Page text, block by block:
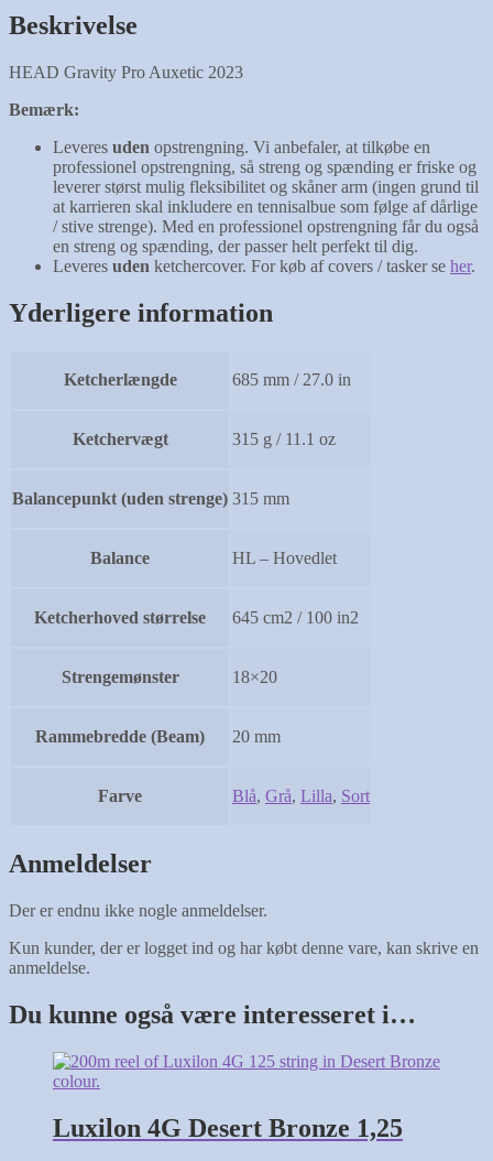
Beskrivelse
HEAD Gravity Pro Auxetic 2023
Bemærk:
Leveres uden opstrengning. Vi anbefaler, at tilkøbe en
professionel opstrengning, så streng og spænding er friske og
leverer størst mulig fleksibilitet og skåner arm (ingen grund til
at karrieren skal inkludere en tennisalbue som følge af dårlige
/ stive strenge). Med en professionel opstrengning får du også
en streng og spænding, der passer helt perfekt til dig.
Leveres uden ketchercover. For køb af covers / tasker se her.
Yderligere information
Ketcherlængde 685 mm / 27.0 in
Ketchervægt 315 g / 11.1 oz
Balancepunkt (uden strenge) 315 mm
Balance HL – Hovedlet
Ketcherhoved størrelse 645 cm2 / 100 in2
Strengemønster 18×20
Rammebredde (Beam) 20 mm
Farve Blå, Grå, Lilla, Sort
Anmeldelser
Der er endnu ikke nogle anmeldelser.
Kun kunder, der er logget ind og har købt denne vare, kan skrive en
anmeldelse.
Du kunne også være interesseret i…
Luxilon 4G Desert Bronze 1,25